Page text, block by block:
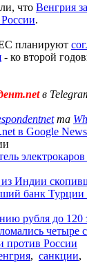
что Венгрия
.
планируют
- ко второй
в
та
в Google News
электрокаров
Индии
банк Турции
рубля до 120
четыре
против России
, санкции,